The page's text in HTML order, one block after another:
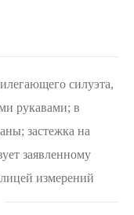
силуэта,
рукавами; в
застежка на
заявленному
измерений
эко-меха: Стирать